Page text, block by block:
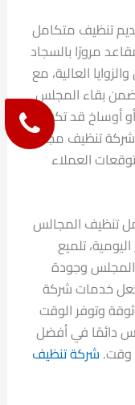
تنظيف متكامل
مرورًا بالسجاد
العالية، مع
بقاء المجلس
أوساخ قد تكون
تنظيف مجالس
العملاء
تنظيف المجالس
تلميع
المجلس وجودة
خدمات شركة
وتوفر الوقت
دائمًا في أفضل
وقت. شركة تنظيف